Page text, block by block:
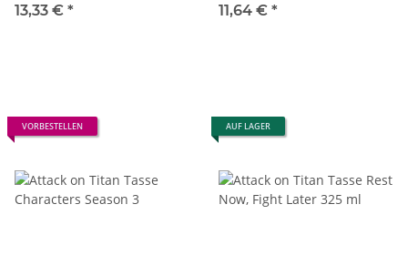
13,33 € *
11,64 € *
VORBESTELLEN AUF LAGER